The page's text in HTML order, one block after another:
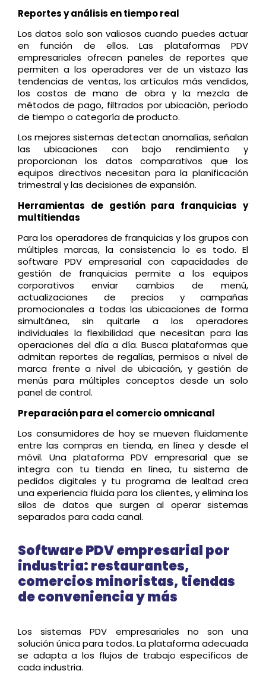
Reportes y análisis en tiempo real
Los datos solo son valiosos cuando puedes actuar
en función de ellos. Las plataformas PDV
empresariales ofrecen paneles de reportes que
permiten a los operadores ver de un vistazo las
tendencias de ventas, los artículos más vendidos,
los costos de mano de obra y la mezcla de
métodos de pago, filtrados por ubicación, período
de tiempo o categoría de producto.
Los mejores sistemas detectan anomalías, señalan
las ubicaciones con bajo rendimiento y
proporcionan los datos comparativos que los
equipos directivos necesitan para la planificación
trimestral y las decisiones de expansión.
Herramientas de gestión para franquicias y
multitiendas
Para los operadores de franquicias y los grupos con
múltiples marcas, la consistencia lo es todo. El
software PDV empresarial con capacidades de
gestión de franquicias permite a los equipos
corporativos enviar cambios de menú,
actualizaciones de precios y campañas
promocionales a todas las ubicaciones de forma
simultánea, sin quitarle a los operadores
individuales la flexibilidad que necesitan para las
operaciones del día a día. Busca plataformas que
admitan reportes de regalías, permisos a nivel de
marca frente a nivel de ubicación, y gestión de
menús para múltiples conceptos desde un solo
panel de control.
Preparación para el comercio omnicanal
Los consumidores de hoy se mueven fluidamente
entre las compras en tienda, en línea y desde el
móvil. Una plataforma PDV empresarial que se
integra con tu tienda en línea, tu sistema de
pedidos digitales y tu programa de lealtad crea
una experiencia fluida para los clientes, y elimina los
silos de datos que surgen al operar sistemas
separados para cada canal.
Software PDV empresarial por
industria: restaurantes,
comercios minoristas, tiendas
de conveniencia y más
Los sistemas PDV empresariales no son una
solución única para todos. La plataforma adecuada
se adapta a los flujos de trabajo específicos de
cada industria.